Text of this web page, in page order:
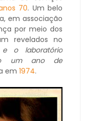
70. Um belo
em associação
por meio dos
revelados no
e o laboratório
um ano de
em 1974.